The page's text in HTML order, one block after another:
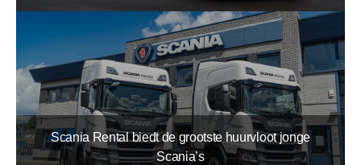
Scania Rental biedt de grootste huurvloot jonge
Scania’s